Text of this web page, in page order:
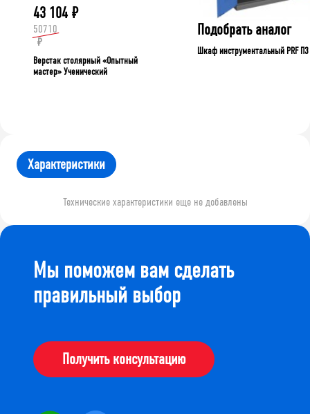
43 104 ₽
50710
₽
Верстак столярный «Опытный
мастер» Ученический
Подобрать аналог
Шкаф инструментальный PRF П3
Характеристики
Технические характеристики еще не добавлены
Мы поможем вам сделать
правильный выбор
Получить консультацию